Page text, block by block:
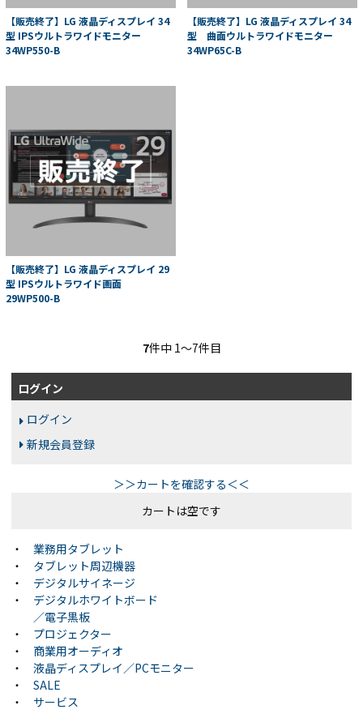
【販売終了】LG 液晶ディスプレイ 34
型 IPSウルトラワイドモニター
34WP550-B
【販売終了】LG 液晶ディスプレイ 34
型 曲面ウルトラワイドモニター
34WP65C-B
【販売終了】LG 液晶ディスプレイ 29
型 IPSウルトラワイド画面
29WP500-B
7件中 1〜7件目
ログイン
ログイン
新規会員登録
＞＞カートを確認する＜＜
カートは空です
・
業務用タブレット
・
タブレット周辺機器
・
デジタルサイネージ
・
デジタルホワイトボード
／電子黒板
・
プロジェクター
・
商業用オーディオ
・
液晶ディスプレイ／PCモニター
・
SALE
・
サービス